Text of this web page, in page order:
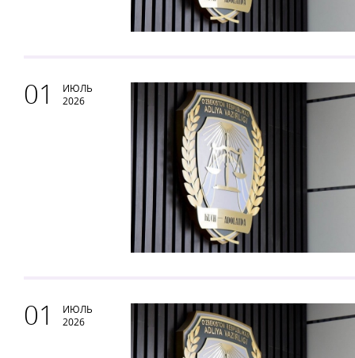
01
ИЮЛЬ
2026
01
ИЮЛЬ
2026